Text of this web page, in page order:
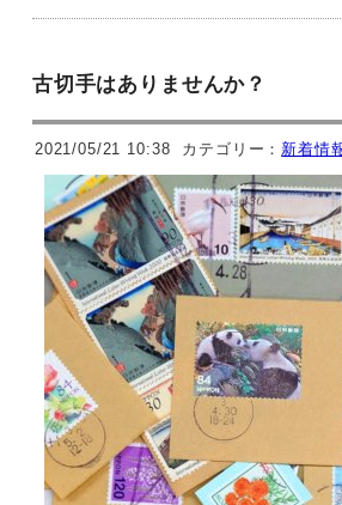
古切手はありませんか？
2021/05/21 10:38 カテゴリー： 新着情